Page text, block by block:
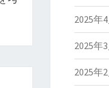
2025年
2025年
2025年